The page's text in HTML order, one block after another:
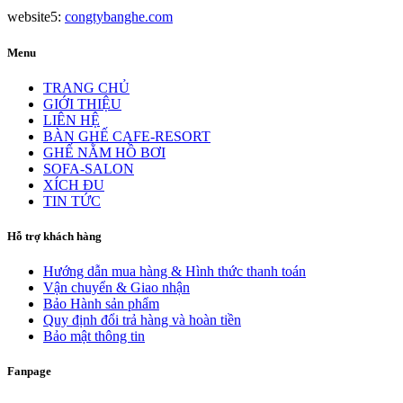
website5: congtybanghe.com
Menu
TRANG CHỦ
GIỚI THIỆU
LIÊN HỆ
BÀN GHẾ CAFE-RESORT
GHẾ NẰM HỒ BƠI
SOFA-SALON
XÍCH ĐU
TIN TỨC
Hỗ trợ khách hàng
Hướng dẫn mua hàng & Hình thức thanh toán
Vận chuyển & Giao nhận
Bảo Hành sản phẩm
Quy định đổi trả hàng và hoàn tiền
Bảo mật thông tin
Fanpage